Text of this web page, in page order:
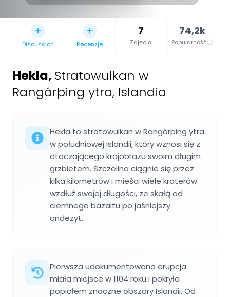
Discussion Recenzje
7
Zdjęcia
74,2k
Popularność
Hekla, Stratowulkan w
Rangárþing ytra, Islandia
Hekla to stratowulkan w Rangárþing ytra
w południowej Islandii, który wznosi się z
otaczającego krajobrazu swoim długim
grzbietem. Szczelina ciągnie się przez
kilka kilometrów i mieści wiele kraterów
wzdłuż swojej długości, ze skałą od
ciemnego bazaltu po jaśniejszy
andezyt.
Pierwsza udokumentowana erupcja
miała miejsce w 1104 roku i pokryła
popiołem znaczne obszary Islandii. Od